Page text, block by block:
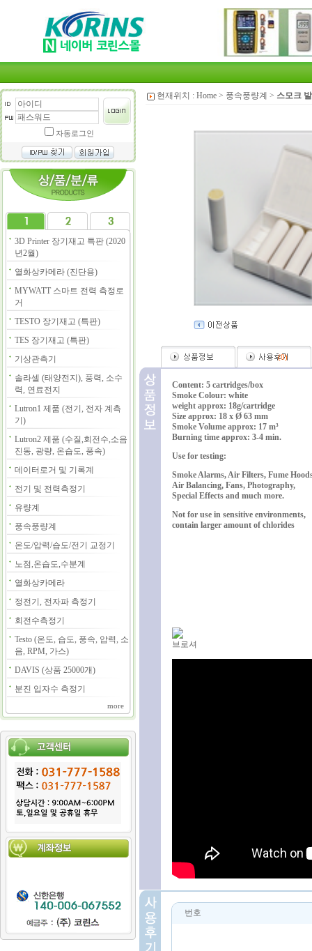
자동로그인
3D Printer 장기재고 특판 (2020
년2월)
열화상카메라 (진단용)
MYWATT 스마트 전력 측정로
거
TESTO 장기재고 (특판)
TES 장기재고 (특판)
기상관측기
솔라셀 (태양전지), 풍력, 소수
력, 연료전지
Lutron1 제품 (전기, 전자 계측
기)
Lutron2 제품 (수질,회전수,소음
진동, 광량, 온습도, 풍속)
데이터로거 및 기록계
전기 및 전력측정기
유량계
풍속풍량계
온도/압력/습도/전기 교정기
노점,온습도,수분계
열화상카메라
정전기, 전자파 측정기
회전수측정기
Testo (온도, 습도, 풍속, 압력, 소
음, RPM, 가스)
DAVIS (상품 25000개)
분진 입자수 측정기
more
현재위치 : Home > 풍속풍량계 > 스모크
(0)
Content: 5 cartridges/box
Smoke Colour: white
weight approx: 18g/cartridge
Size approx: 18 x Ø 63 mm
Smoke Volume approx: 17 m³
Burning time approx: 3-4 min.
Use for testing:
Smoke Alarms, Air Filters, Fume
Air Balancing, Fans, Photography,
Special Effects and much more.
Not for use in sensitive environments,
contain larger amount of chlorides
브로셔
번호